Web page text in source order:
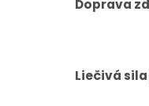
Doprava
Liečivá